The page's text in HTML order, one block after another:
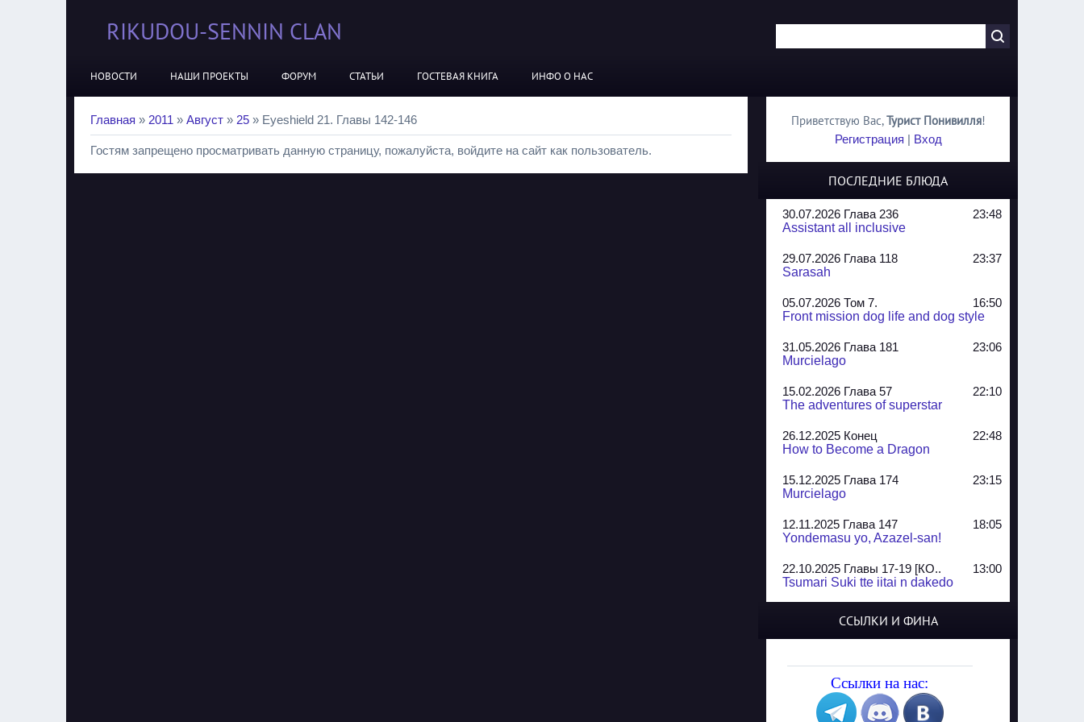
RIKUDOU-SENNIN CLAN
НОВОСТИ НАШИ ПРОЕКТЫ ФОРУМ СТАТЬИ ГОСТЕВАЯ КНИГА ИНФО О НАС
Главная » 2011 » Август » 25 » Eyeshield 21. Главы 142-146
Гостям запрещено просматривать данную страницу, пожалуйста, войдите на сайт как пользователь.
Приветствую Вас,Турист Понивилля!
Регистрация | Вход
ПОСЛЕДНИЕ БЛЮДА
30.07.2026 Глава 236
23:48
Assistant all inclusive
29.07.2026 Глава 118
23:37
Sarasah
05.07.2026 Том 7.
16:50
Front mission dog life and dog style
31.05.2026 Глава 181
23:06
Murcielago
15.02.2026 Глава 57
22:10
The adventures of superstar
26.12.2025 Конец
22:48
How to Become a Dragon
15.12.2025 Глава 174
23:15
Murcielago
12.11.2025 Глава 147
18:05
Yondemasu yo, Azazel-san!
22.10.2025 Главы 17-19 [КО..
13:00
Tsumari Suki tte iitai n dakedo
Jungle Juice
Yozakura Shijuusou
08.08.2025 Глава 50
A Compendium of Ghosts
ССЫЛКИ И ФИНА
Ссылки на нас: